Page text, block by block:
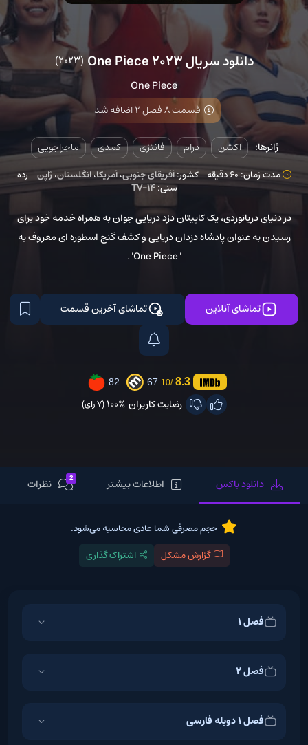
دانلود سریال One Piece 2023 (2023)
One Piece
قسمت 8 فصل 2 اضافه شد
ژانرها: اکشن درام فانتزی کمدی ماجراجویی
مدت زمان: 60 دقیقه کشور:آفریقای جنوبی،آمریکا،انگلستان،ژاپن رده
سنی:TV-14
در دنیای دریانوردی، یک کاپیتان دزد دریایی جوان به همراه خدمه خود برای
رسیدن به عنوان پادشاه دزدان دریایی و کشف گنج اسطوره ای معروف به
"One Piece".
تماشای آنلاین تماشای آخرین قسمت
8.3
/10
67
82
رضایت کاربران 100% (7 رای)
دانلود باکس اطلاعات بیشتر 2 نظرات
حجم مصرفی شما عادی محاسبه می‌شود.
گزارش مشکل
اشتراک گذاری
فصل 1
فصل 2
فصل 1 دوبله فارسی